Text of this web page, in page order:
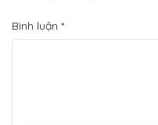
Bình luận *